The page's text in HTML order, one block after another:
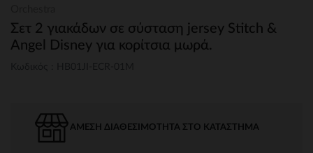
Σετ 2 γιακάδων σε σύσταση jersey Stitch &
Angel Disney για κορίτσια μωρά.
ΆΜΕΣΗ ΔΙΑΘΕΣΙΜΌΤΗΤΑ ΣΤΟ ΚΑΤΆΣΤΗΜΑ